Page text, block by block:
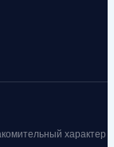
характер